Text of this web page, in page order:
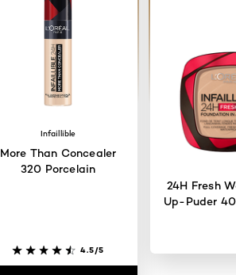
Infaillible
More Than Concealer
320 Porcelain
4.5/5
24H Fresh
Up-Puder